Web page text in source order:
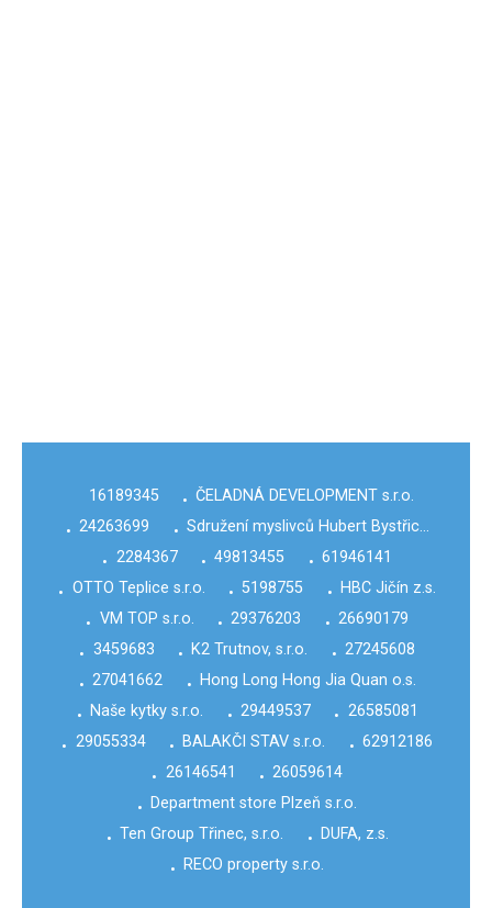
16189345 • ČELADNÁ DEVELOPMENT s.r.o.
• 24263699 • Sdružení myslivců Hubert Bystřic…
• 2284367 • 49813455 • 61946141
• OTTO Teplice s.r.o. • 5198755 • HBC Jičín z.s.
• VM TOP s.r.o. • 29376203 • 26690179
• 3459683 • K2 Trutnov, s.r.o. • 27245608
• 27041662 • Hong Long Hong Jia Quan o.s.
• Naše kytky s.r.o. • 29449537 • 26585081
• 29055334 • BALAKČI STAV s.r.o. • 62912186
• 26146541 • 26059614
• Department store Plzeň s.r.o.
• Ten Group Třinec, s.r.o. • DUFA, z.s.
• RECO property s.r.o.